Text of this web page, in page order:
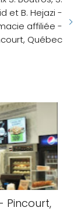
et B. Hejazi -
affiliée -
Québec
Pincourt,